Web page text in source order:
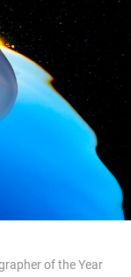
of the Year